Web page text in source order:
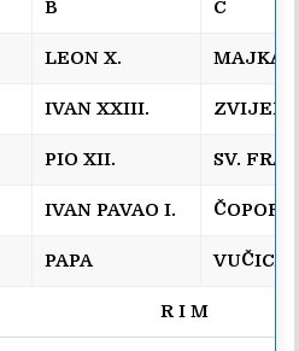
B C
LEON X. MAJKA
IVAN XXIII. ZVIJER
PIO XII. SV.
IVAN PAVAO I. ČOPOR
PAPA VUČICA
R I M